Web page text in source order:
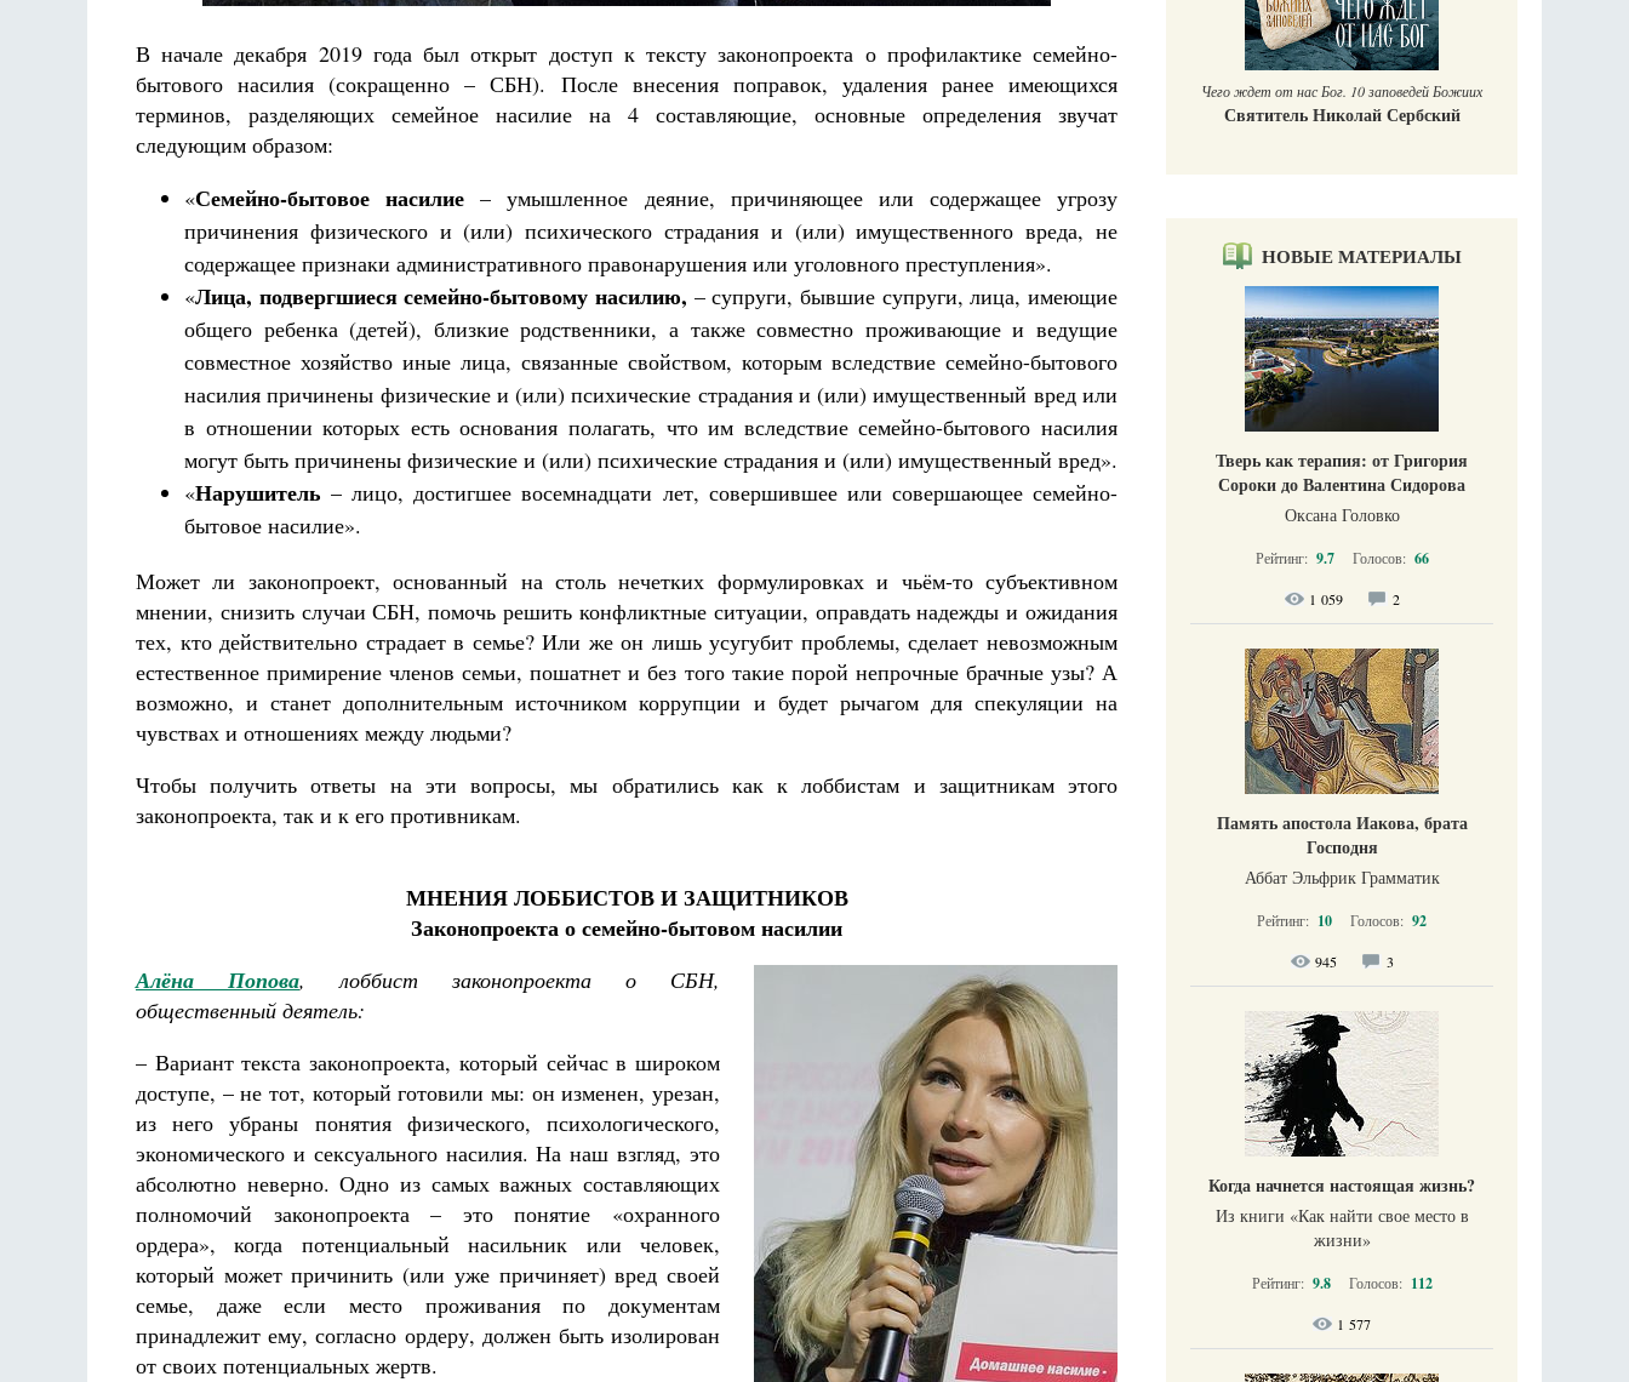
В начале декабря 2019 года был открыт доступ к тексту законопроекта о профилактике семейно-
бытового насилия (сокращенно – СБН). После внесения поправок, удаления ранее имеющихся
терминов, разделяющих семейное насилие на 4 составляющие, основные определения звучат
следующим образом:
«Семейно-бытовое насилие – умышленное деяние, причиняющее или содержащее угрозу
причинения физического и (или) психического страдания и (или) имущественного вреда, не
содержащее признаки административного правонарушения или уголовного преступления».
«Лица, подвергшиеся семейно-бытовому насилию, – супруги, бывшие супруги, лица, имеющие
общего ребенка (детей), близкие родственники, а также совместно проживающие и ведущие
совместное хозяйство иные лица, связанные свойством, которым вследствие семейно-бытового
насилия причинены физические и (или) психические страдания и (или) имущественный вред или
в отношении которых есть основания полагать, что им вследствие семейно-бытового насилия
могут быть причинены физические и (или) психические страдания и (или) имущественный вред».
«Нарушитель – лицо, достигшее восемнадцати лет, совершившее или совершающее семейно-
бытовое насилие».
Может ли законопроект, основанный на столь нечетких формулировках и чьём-то субъективном
мнении, снизить случаи СБН, помочь решить конфликтные ситуации, оправдать надежды и ожидания
тех, кто действительно страдает в семье? Или же он лишь усугубит проблемы, сделает невозможным
естественное примирение членов семьи, пошатнет и без того такие порой непрочные брачные узы? А
возможно, и станет дополнительным источником коррупции и будет рычагом для спекуляции на
чувствах и отношениях между людьми?
Чтобы получить ответы на эти вопросы, мы обратились как к лоббистам и защитникам этого
законопроекта, так и к его противникам.
МНЕНИЯ ЛОББИСТОВ И ЗАЩИТНИКОВ
Законопроекта о семейно-бытовом насилии
Алёна Попова, лоббист законопроекта о СБН,
общественный деятель:
– Вариант текста законопроекта, который сейчас в широком
доступе, – не тот, который готовили мы: он изменен, урезан,
из него убраны понятия физического, психологического,
экономического и сексуального насилия. На наш взгляд, это
абсолютно неверно. Одно из самых важных составляющих
полномочий законопроекта – это понятие «охранного
ордера», когда потенциальный насильник или человек,
который может причинить (или уже причиняет) вред своей
семье, даже если место проживания по документам
принадлежит ему, согласно ордеру, должен быть изолирован
от своих потенциальных жертв.
Разлуки не будет
Фредерика де Грааф Как найти своё место в жизни
Кирилл Мурышев
святого
Роман Котов Чего ждет от нас Бог. 10 заповедей Божиих
Святитель Николай Сербский
НОВЫЕ МАТЕРИАЛЫ
Тверь как терапия: от Григория
Сороки до Валентина Сидорова
Оксана Головко
Рейтинг: 9.7 Голосов: 66
1 059 2
Память апостола Иакова, брата
Господня
Аббат Эльфрик Грамматик
Рейтинг: 10 Голосов: 92
945 3
Когда начнется настоящая жизнь?
Из книги «Как найти свое место в
жизни​»
Рейтинг: 9.8 Голосов: 112
1 577